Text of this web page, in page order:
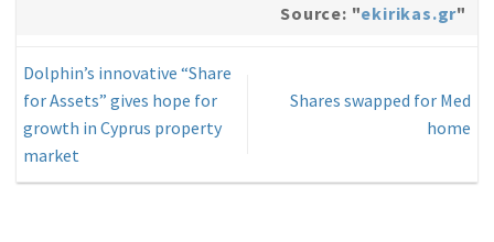
Source: "ekirikas.gr"
Dolphin’s innovative “Share
for Assets” gives hope for
growth in Cyprus property
market
Shares swapped for Med
home